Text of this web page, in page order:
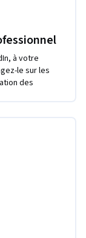
à votre
le sur les
des